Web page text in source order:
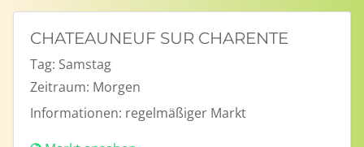
CHATEAUNEUF SUR CHARENTE
Tag: Samstag
Zeitraum: Morgen
Informationen: regelmäßiger Markt